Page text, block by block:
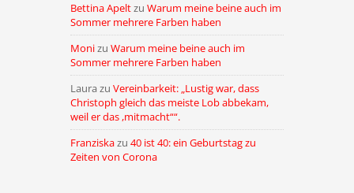
Bettina Apeltzu Warum meine beine auch im
Sommer mehrere Farben haben
Monizu Warum meine beine auch im
Sommer mehrere Farben haben
Laura zu Vereinbarkeit: „Lustig war, dass
Christoph gleich das meiste Lob abbekam,
weil er das ,mitmacht““.
Franziskazu 40 ist 40: ein Geburtstag zu
Zeiten von Corona